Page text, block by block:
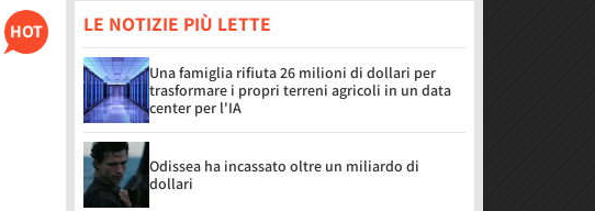
HOT LE NOTIZIE PIÙ LETTE
Una famiglia rifiuta 26 milioni di dollari per
trasformare i propri terreni agricoli in un data
center per l'IA
Odissea ha incassato oltre un miliardo di
dollari